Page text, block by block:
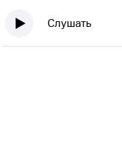
Слушать